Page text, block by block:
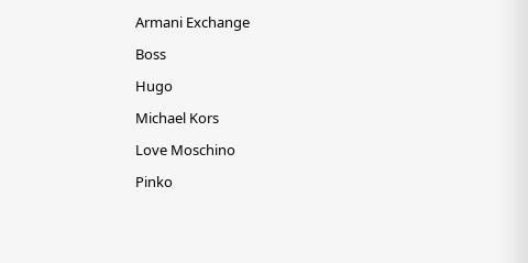
Armani Exchange
Boss
Hugo
Michael Kors
Love Moschino
Pinko